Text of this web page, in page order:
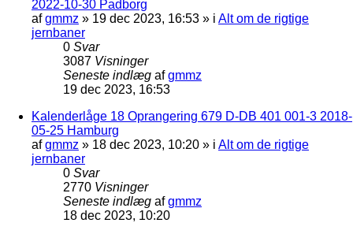
2022-10-30 Padborg
afgmmz » 19 dec 2023, 16:53 » i Alt om de rigtige
jernbaner
0 Svar
3087 Visninger
Seneste indlæg afgmmz
19 dec 2023, 16:53
Kalenderlåge 18 Oprangering 679 D-DB 401 001-3 2018-
05-25 Hamburg
afgmmz » 18 dec 2023, 10:20 » i Alt om de rigtige
jernbaner
0 Svar
2770 Visninger
Seneste indlæg afgmmz
18 dec 2023, 10:20